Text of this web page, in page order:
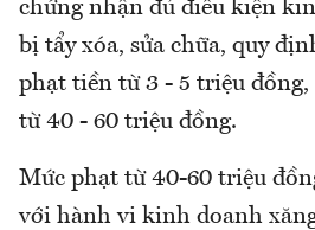
chứng nhận đủ điều kiện
bị tẩy xóa, sửa chữa, quy
phạt tiền từ 3 - 5 triệu đồng,
từ 40 - 60 triệu đồng.
Mức phạt từ 40-60 triệu
với hành vi kinh doanh